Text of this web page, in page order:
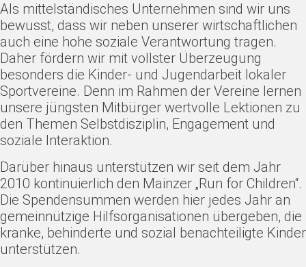
Als mittelständisches Unternehmen sind wir uns
bewusst, dass wir neben unserer wirtschaftlichen
auch eine hohe soziale Verantwortung tragen.
Daher fördern wir mit vollster Überzeugung
besonders die Kinder- und Jugendarbeit lokaler
Sportvereine. Denn im Rahmen der Vereine lernen
unsere jüngsten Mitbürger wertvolle Lektionen zu
den Themen Selbstdisziplin, Engagement und
soziale Interaktion.
Darüber hinaus unterstützen wir seit dem Jahr
2010 kontinuierlich den Mainzer „Run for Children“.
Die Spendensummen werden hier jedes Jahr an
gemeinnützige Hilfsorganisationen übergeben, die
kranke, behinderte und sozial benachteiligte Kinder
unterstützen.